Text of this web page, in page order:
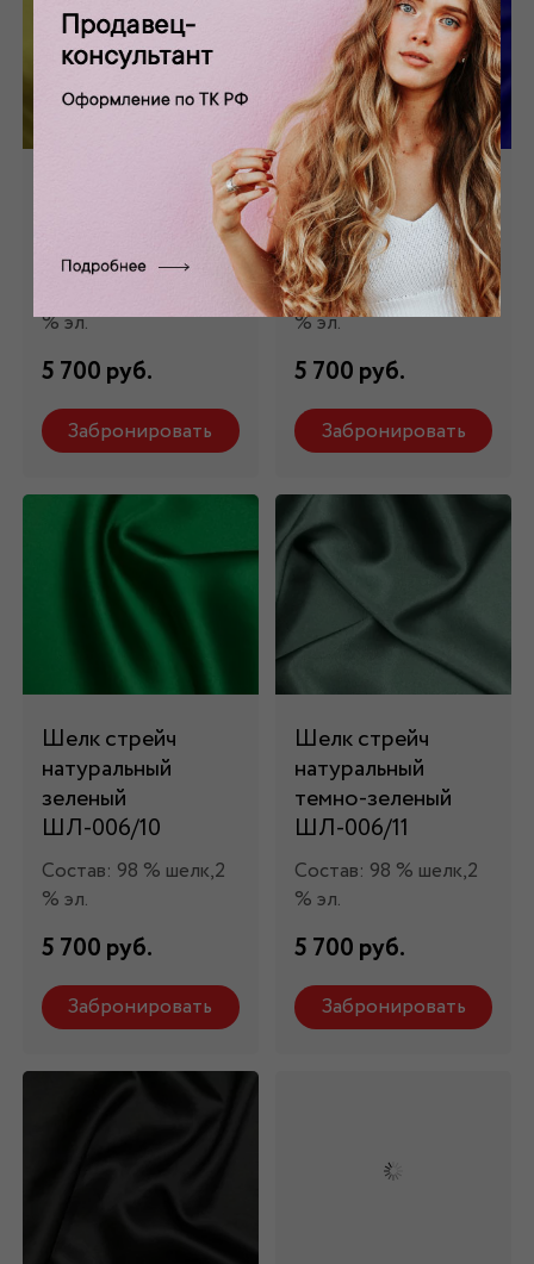
желтый ШЛ-006/4
% эл.
5 700 руб.
Забронировать
Шелк стрейч
натуральный ярко-
синий ШЛ-006/7
Состав: 98 % шелк,2
% эл.
5 700 руб.
Забронировать
Шелк стрейч
натуральный
зеленый
ШЛ-006/10
Состав: 98 % шелк,2
% эл.
5 700 руб.
Забронировать
Шелк стрейч
натуральный
темно-зеленый
ШЛ-006/11
Состав: 98 % шелк,2
% эл.
5 700 руб.
Забронировать